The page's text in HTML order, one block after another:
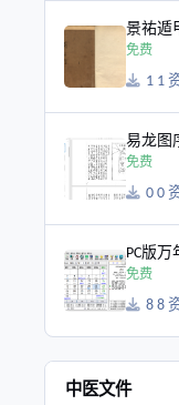
景祐遁
免费
1
易龙图
免费
0
PC版万
免费
8
中医文件